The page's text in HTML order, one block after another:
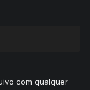
com qualquer